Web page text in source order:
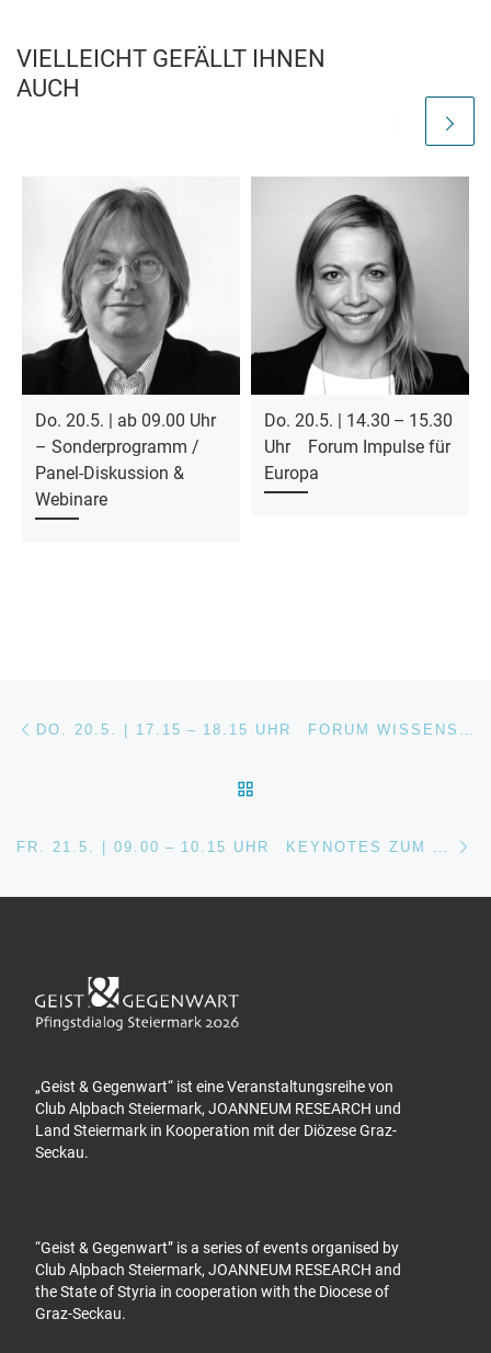
VIELLEICHT GEFÄLLT IHNEN
AUCH
Do. 20.5. | ab 09.00 Uhr
– Sonderprogramm /
Panel-Diskussion &
Webinare
Do. 20.5. | 14.30 – 15.30
Uhr Forum Impulse für
Europa
Beitragsnavigation
„Geist & Gegenwart“ ist eine Veranstaltungsreihe von
Club Alpbach Steiermark, JOANNEUM RESEARCH und
Land Steiermark in Kooperation mit der Diözese Graz-
Seckau.
“Geist & Gegenwart” is a series of events organised by
Club Alpbach Steiermark, JOANNEUM RESEARCH and
the State of Styria in cooperation with the Diocese of
Graz-Seckau.